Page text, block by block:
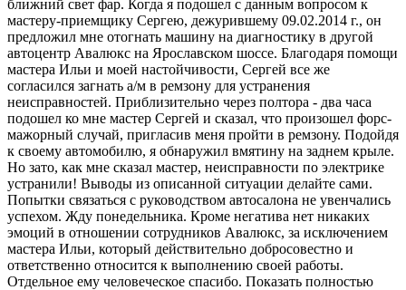
ближний свет фар. Когда я подошел с данным вопросом к
мастеру-приемщику Сергею, дежурившему 09.02.2014 г., он
предложил мне отогнать машину на диагностику в другой
автоцентр Авалюкс на Ярославском шоссе. Благодаря помощи
мастера Ильи и моей настойчивости, Сергей все же
согласился загнать а/м в ремзону для устранения
неисправностей. Приблизительно через полтора - два часа
подошел ко мне мастер Сергей и сказал, что произошел форс-
мажорный случай, пригласив меня пройти в ремзону. Подойдя
к своему автомобилю, я обнаружил вмятину на заднем крыле.
Но зато, как мне сказал мастер, неисправности по электрике
устранили! Выводы из описанной ситуации делайте сами.
Попытки связаться с руководством автосалона не увенчались
успехом. Жду понедельника. Кроме негатива нет никаких
эмоций в отношении сотрудников Авалюкс, за исключением
мастера Ильи, который действительно добросовестно и
ответственно относится к выполнению своей работы.
Отдельное ему человеческое спасибо. Показать полностью